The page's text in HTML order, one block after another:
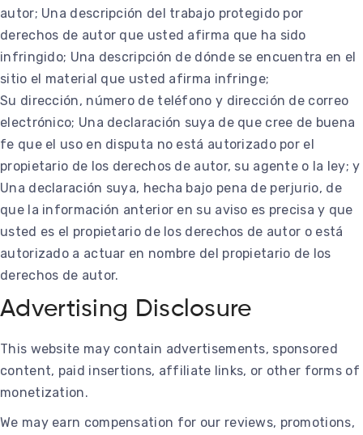
autor; Una descripción del trabajo protegido por
derechos de autor que usted afirma que ha sido
infringido; Una descripción de dónde se encuentra en el
sitio el material que usted afirma infringe;
Su dirección, número de teléfono y dirección de correo
electrónico; Una declaración suya de que cree de buena
fe que el uso en disputa no está autorizado por el
propietario de los derechos de autor, su agente o la ley; y
Una declaración suya, hecha bajo pena de perjurio, de
que la información anterior en su aviso es precisa y que
usted es el propietario de los derechos de autor o está
autorizado a actuar en nombre del propietario de los
derechos de autor.
Advertising Disclosure
This website may contain advertisements, sponsored
content, paid insertions, affiliate links, or other forms of
monetization.
We may earn compensation for our reviews, promotions,